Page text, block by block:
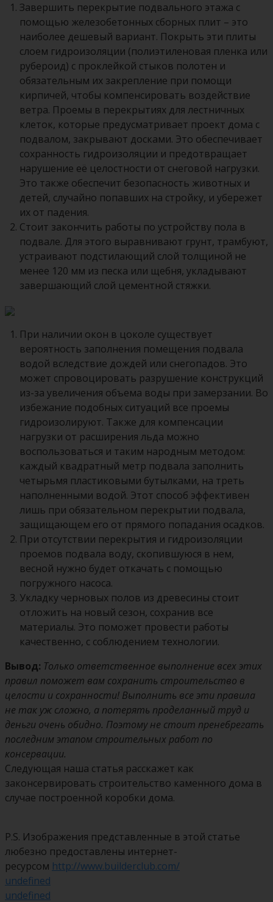
Завершить перекрытие подвального этажа с
помощью железобетонных сборных плит – это
наиболее дешевый вариант. Покрыть эти плиты
слоем гидроизоляции (полиэтиленовая пленка или
рубероид) с проклейкой стыков полотен и
обязательным их закрепление при помощи
кирпичей, чтобы компенсировать воздействие
ветра. Проемы в перекрытиях для лестничных
клеток, которые предусматривает проект дома с
подвалом, закрывают досками. Это обеспечивает
сохранность гидроизоляции и предотвращает
нарушение её целостности от снеговой нагрузки.
Это также обеспечит безопасность животных и
детей, случайно попавших на стройку, и убережет
их от падения.
Стоит закончить работы по устройству пола в
подвале. Для этого выравнивают грунт, трамбуют,
устраивают подстилающий слой толщиной не
менее 120 мм из песка или щебня, укладывают
завершающий слой цементной стяжки.
При наличии окон в цоколе существует
вероятность заполнения помещения подвала
водой вследствие дождей или снегопадов. Это
может спровоцировать разрушение конструкций
из-за увеличения объема воды при замерзании. Во
избежание подобных ситуаций все проемы
гидроизолируют. Также для компенсации
нагрузки от расширения льда можно
воспользоваться и таким народным методом:
каждый квадратный метр подвала заполнить
четырьмя пластиковыми бутылками, на треть
наполненными водой. Этот способ эффективен
лишь при обязательном перекрытии подвала,
защищающем его от прямого попадания осадков.
При отсутствии перекрытия и гидроизоляции
проемов подвала воду, скопившуюся в нем,
весной нужно будет откачать с помощью
погружного насоса.
Укладку черновых полов из древесины стоит
отложить на новый сезон, сохранив все
материалы. Это поможет провести работы
качественно, с соблюдением технологии.
Вывод: Только ответственное выполнение всех этих
правил поможет вам сохранить строительство в
целости и сохранности! Выполнить все эти правила
не так уж сложно, а потерять проделанный труд и
деньги очень обидно. Поэтому не стоит пренебрегать
последним этапом строительных работ по
консервации.
Следующая наша статья расскажет как
законсервировать строительство каменного дома в
случае построенной коробки дома.
P.S. Изображения представленные в этой статье
любезно предоставлены интернет-
ресурсом http://www.builderclub.com/
undefined
undefined